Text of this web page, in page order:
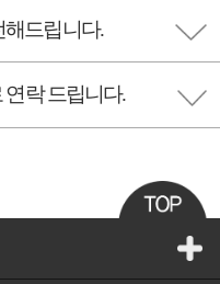
해드립니다.
연락 드립니다.